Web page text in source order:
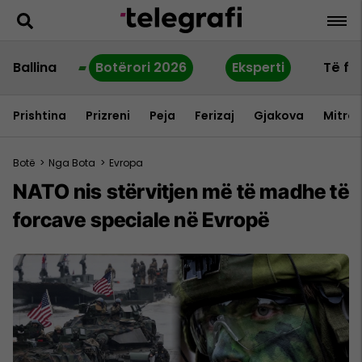
Ballina Botërori 2026 Eksperti Të
Prishtina Prizreni Peja Ferizaj Gjakova
Botë > Nga Bota > Evropa
NATO nis stërvitjen më të madhe të
forcave speciale në Evropë